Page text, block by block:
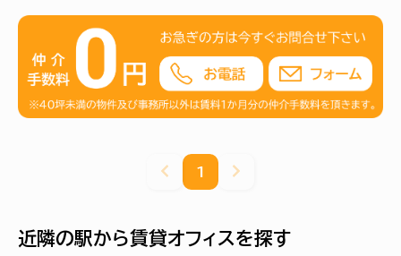
1
近隣の駅から賃貸オフィスを探す